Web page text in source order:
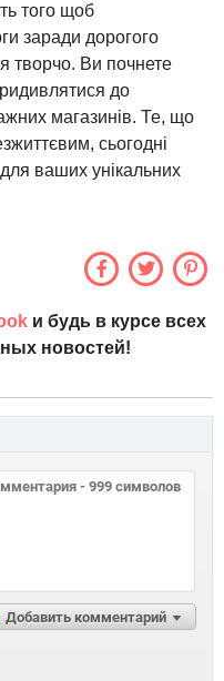
того щоб
заради дорогого
творчо. Ви почнете
до
магазинів. Те, що
сьогодні
ваших унікальних
и будь в курсе всех
новостей!
Добавить комментарий